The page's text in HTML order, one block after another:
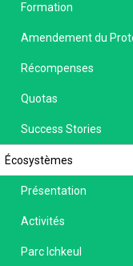
Formation
Amendement du
Récompenses
Quotas
Success Stories
Écosystèmes
Présentation
Activités
Parc Ichkeul